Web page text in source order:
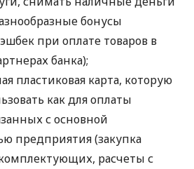
бонусы
при оплате товаров в
банка);
пластиковая карта, которую
как для оплаты
с основной
предприятия (закупка
расчеты с